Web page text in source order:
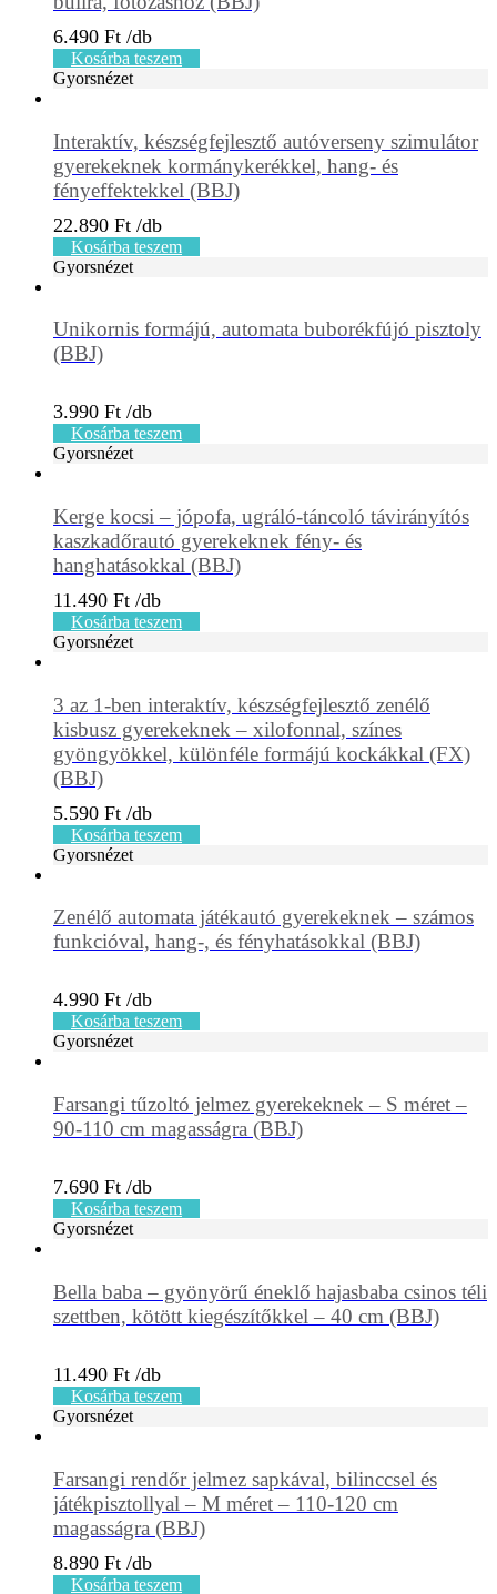
6.490 Ft
Kosárba teszem
Gyorsnézet
Interaktív, készségfejlesztő autóverseny szimulátor
gyerekeknek kormánykerékkel, hang- és
fényeffektekkel (BBJ)
22.890 Ft
Kosárba teszem
Gyorsnézet
Unikornis formájú, automata buborékfújó pisztoly
(BBJ)
3.990 Ft
Kosárba teszem
Gyorsnézet
Kerge kocsi – jópofa, ugráló-táncoló távirányítós
kaszkadőrautó gyerekeknek fény- és
hanghatásokkal (BBJ)
11.490 Ft
Kosárba teszem
Gyorsnézet
3 az 1-ben interaktív, készségfejlesztő zenélő
kisbusz gyerekeknek – xilofonnal, színes
gyöngyökkel, különféle formájú kockákkal (FX)
(BBJ)
5.590 Ft
Kosárba teszem
Gyorsnézet
Zenélő automata játékautó gyerekeknek – számos
funkcióval, hang-, és fényhatásokkal (BBJ)
4.990 Ft
Kosárba teszem
Gyorsnézet
Farsangi tűzoltó jelmez gyerekeknek – S méret –
90-110 cm magasságra (BBJ)
7.690 Ft
Kosárba teszem
Gyorsnézet
Bella baba – gyönyörű éneklő hajasbaba csinos téli
szettben, kötött kiegészítőkkel – 40 cm (BBJ)
11.490 Ft
Kosárba teszem
Gyorsnézet
Farsangi rendőr jelmez sapkával, bilinccsel és
játékpisztollyal – M méret – 110-120 cm
magasságra (BBJ)
8.890 Ft
Kosárba teszem